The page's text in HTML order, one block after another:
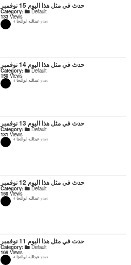
حدث في مثل هذا اليوم 15 نوفمبر
Category: Default
133 Views
عبدالله ابوالنجا 4 years
حدث في مثل هذا اليوم 14 نوفمبر
Category: Default
159 Views
عبدالله ابوالنجا 4 years
حدث في مثل هذا اليوم 13 نوفمبر
Category: Default
131 Views
عبدالله ابوالنجا 4 years
حدث في مثل هذا اليوم 12 نوفمبر
Category: Default
159 Views
عبدالله ابوالنجا 4 years
حدث في مثل هذا اليوم 11 نوفمبر
Category: Default
169 Views
عبدالله ابوالنجا 4 years